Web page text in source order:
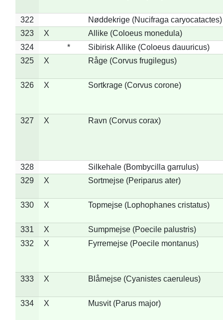
322
Nøddekrige (Nucifraga caryocatactes)
323
X
Allike (Coloeus monedula)
324
*
Sibirisk Allike (Coloeus dauuricus)
325
X Råge (Corvus frugilegus)
326 X Sortkrage (Corvus corone)
327 X Ravn (Corvus corax)
328
Silkehale (Bombycilla garrulus)
329
X Sortmejse (Periparus ater)
330 X Topmejse (Lophophanes cristatus)
331 X
Sumpmejse (Poecile palustris)
332
X Fyrremejse (Poecile montanus)
333 X Blåmejse (Cyanistes caeruleus)
334 X Musvit (Parus major)